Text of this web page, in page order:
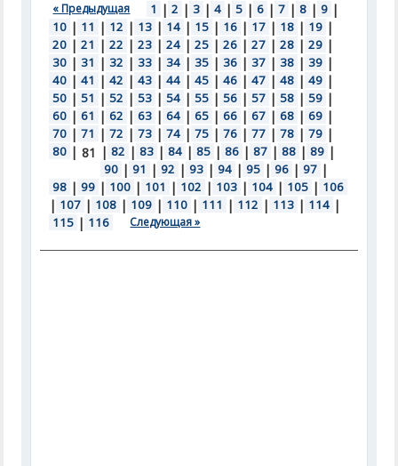
« Предыдущая 1 | 2 | 3 | 4 | 5 | 6 | 7 | 8 | 9 |
10 | 11 | 12 | 13 | 14 | 15 | 16 | 17 | 18 | 19 |
20 | 21 | 22 | 23 | 24 | 25 | 26 | 27 | 28 | 29 |
30 | 31 | 32 | 33 | 34 | 35 | 36 | 37 | 38 | 39 |
40 | 41 | 42 | 43 | 44 | 45 | 46 | 47 | 48 | 49 |
50 | 51 | 52 | 53 | 54 | 55 | 56 | 57 | 58 | 59 |
60 | 61 | 62 | 63 | 64 | 65 | 66 | 67 | 68 | 69 |
70 | 71 | 72 | 73 | 74 | 75 | 76 | 77 | 78 | 79 |
80 | 81 | 82 | 83 | 84 | 85 | 86 | 87 | 88 | 89 |
90 | 91 | 92 | 93 | 94 | 95 | 96 | 97 |
98 | 99 | 100 | 101 | 102 | 103 | 104 | 105 | 106
| 107 | 108 | 109 | 110 | 111 | 112 | 113 | 114 |
115 | 116 Следующая »